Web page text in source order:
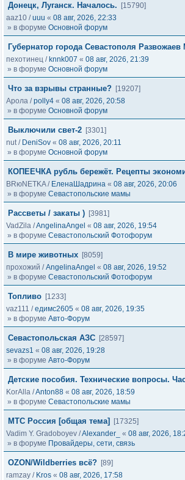
Донецк, Луганск. Началось.
[15790]
aaz10 /uuu « 08 авг, 2026, 22:33
» в форуме Основной форум
Губернатор города Севастополя
пехотинец / knnk007 « 08 авг, 2026, 21:39
» в форуме Основной форум
Что за взрывы странные? [19207]
Арола /polly4 « 08 авг, 2026, 20:58
» в форуме Основной форум
Выключили свет-2 [3301]
nut/ DeniSov « 08 авг, 2026, 20:11
» в форуме Основной форум
КОПЕЕЧКА рубль бережёт. Рецепты
BRюNETKA/ ЕленаШадрина « 08 авг, 2026, 20:06
» в форуме Севастопольские мамы
Рассветы / закаты ) [3981]
VadZila /AngelinaAngel « 08 авг, 2026, 19:54
» в форуме Севастопольский Фотофорум
В мире животных [8059]
прохожий /AngelinaAngel « 08 авг, 2026, 19:52
» в форуме Севастопольский Фотофорум
Топливо [1233]
vaz111 /едимс2605 « 08 авг, 2026, 19:35
» в форуме Авто-Форум
Севастопольская АЗС [28597]
sevazs1 « 08 авг, 2026, 19:28
» в форуме Авто-Форум
Детские пособия. Технические вопросы.
KorAlla /Anton88 « 08 авг, 2026, 18:59
» в форуме Севастопольские мамы
МТС Россия [общая тема]
[17325]
Vadim Y. Gradoboyev /Alexander_ « 08 авг, 2026,
» в форуме Провайдеры, сети, связь
OZON/Wildberries всё? [89]
ramzay / Kros « 08 авг, 2026, 17:58